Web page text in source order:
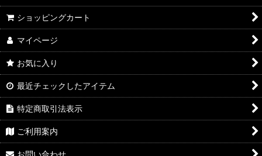
ショッピングカート
マイページ
お気に入り
最近チェックしたアイテム
特定商取引法表示
ご利用案内
お問い合わせ